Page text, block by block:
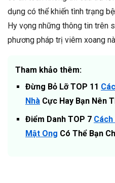
dụng có thể khiến tình trạng
Hy vọng những thông tin trên
phương pháp trị viêm xoang
Tham khảo thêm:
Đừng Bỏ Lỡ TOP 11
Nhà Cực Hay Bạn Nên
Điểm Danh TOP 7
Mật Ong Có Thể Bạn